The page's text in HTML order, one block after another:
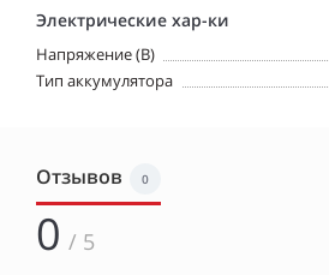
Электрические хар-ки
Напряжение (В)
Тип аккумулятора
Отзывов 0
0 / 5